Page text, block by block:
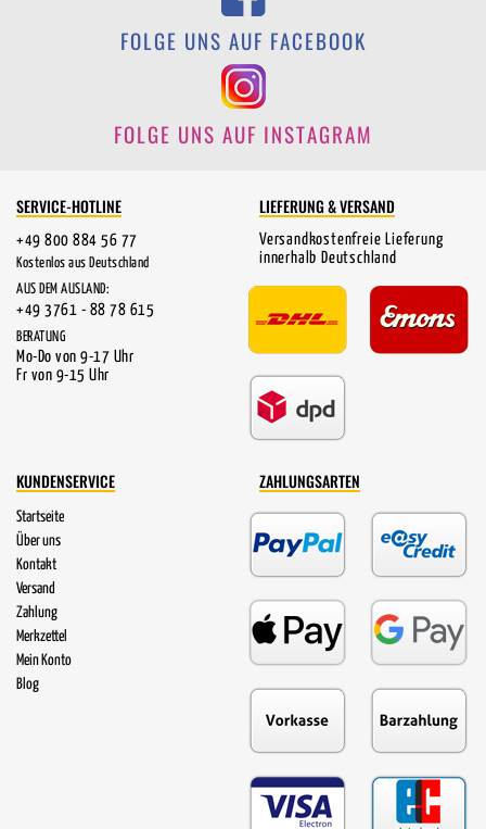
FOLGE UNS AUF FACEBOOK
FOLGE UNS AUF INSTAGRAM
SERVICE-HOTLINE
+49 800 884 56 77
Kostenlos aus Deutschland
AUS DEM AUSLAND:
+49 3761 - 88 78 615
BERATUNG
Mo-Do von 9-17 Uhr
Fr von 9-15 Uhr
LIEFERUNG & VERSAND
Versandkostenfreie Lieferung
innerhalb Deutschland
KUNDENSERVICE
Startseite
Über uns
Kontakt
Versand
Zahlung
Merkzettel
Mein Konto
Blog
ZAHLUNGSARTEN